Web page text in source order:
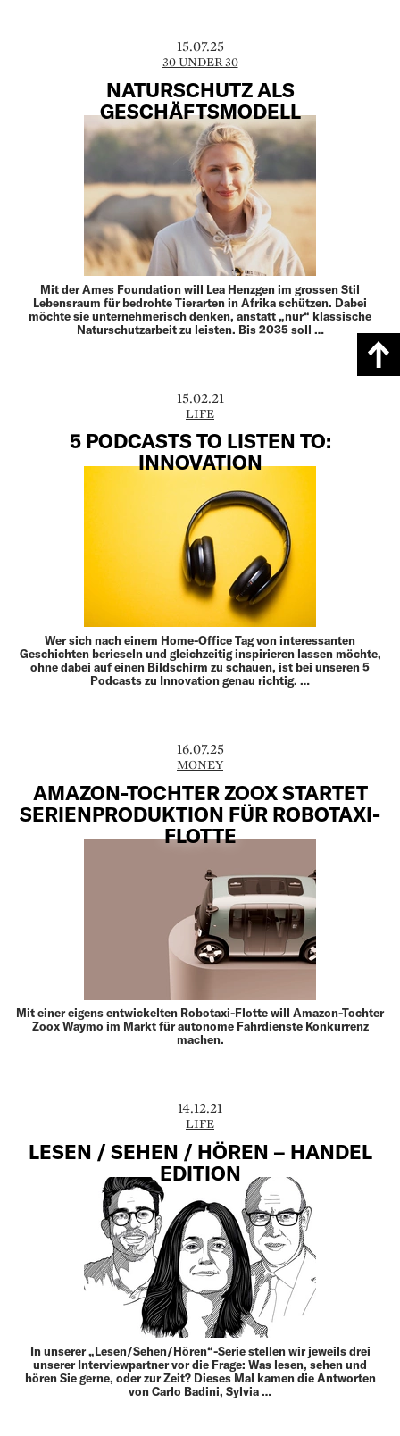
15.07.25
30 UNDER 30
NATURSCHUTZ ALS
GESCHÄFTSMODELL
Mit der Ames Foundation will Lea Henzgen im grossen Stil
Lebensraum für bedrohte Tierarten in Afrika schützen. Dabei
möchte sie unternehmerisch denken, anstatt „nur“ klassische
Naturschutzarbeit zu leisten. Bis 2035 soll …
15.02.21
LIFE
5 PODCASTS TO LISTEN TO:
INNOVATION
Wer sich nach einem Home-Office Tag von interessanten
Geschichten berieseln und gleichzeitig inspirieren lassen möchte,
ohne dabei auf einen Bildschirm zu schauen, ist bei unseren 5
Podcasts zu Innovation genau richtig. …
16.07.25
MONEY
AMAZON-TOCHTER ZOOX STARTET
SERIENPRODUKTION FÜR ROBOTAXI-
FLOTTE
Mit einer eigens entwickelten Robotaxi-Flotte will Amazon-Tochter
Zoox Waymo im Markt für autonome Fahrdienste Konkurrenz
machen.
14.12.21
LIFE
LESEN / SEHEN / HÖREN – HANDEL
EDITION
In unserer „Lesen/Sehen/Hören“-Serie stellen wir jeweils drei
unserer Interviewpartner vor die Frage: Was lesen, sehen und
hören Sie gerne, oder zur Zeit? Dieses Mal kamen die Antworten
von Carlo Badini, Sylvia …